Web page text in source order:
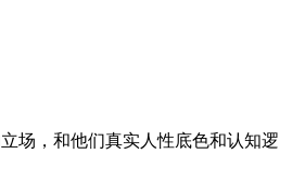
场，和他们真实人性底色和认知逻